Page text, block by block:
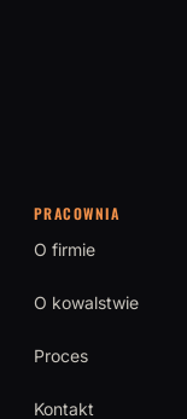
PRACOWNIA
O firmie
O kowalstwie
Proces
Kontakt